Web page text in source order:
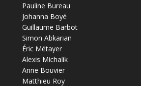
Pauline Bureau
Johanna Boyé
Guillaume Barbot
Simon Abkarian
Éric Métayer
Alexis Michalik
Anne Bouvier
Matthieu Roy